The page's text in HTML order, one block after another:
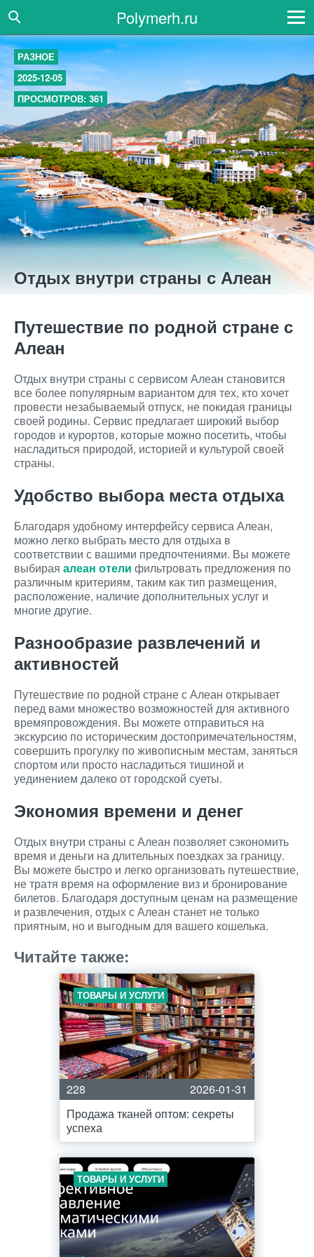
Polymerh.ru
РАЗНОЕ
2025-12-05
ПРОСМОТРОВ: 361
Отдых внутри страны с Алеан
Путешествие по родной стране с
Алеан
Отдых внутри страны с сервисом Алеан становится
все более популярным вариантом для тех, кто хочет
провести незабываемый отпуск, не покидая границы
своей родины. Сервис предлагает широкий выбор
городов и курортов, которые можно посетить, чтобы
насладиться природой, историей и культурой своей
страны.
Удобство выбора места отдыха
Благодаря удобному интерфейсу сервиса Алеан,
можно легко выбрать место для отдыха в
соответствии с вашими предпочтениями. Вы можете
выбирая алеан отели фильтровать предложения по
различным критериям, таким как тип размещения,
расположение, наличие дополнительных услуг и
многие другие.
Разнообразие развлечений и
активностей
Путешествие по родной стране с Алеан открывает
перед вами множество возможностей для активного
времяпровождения. Вы можете отправиться на
экскурсию по историческим достопримечательностям,
совершить прогулку по живописным местам, заняться
спортом или просто насладиться тишиной и
уединением далеко от городской суеты.
Экономия времени и денег
Отдых внутри страны с Алеан позволяет сэкономить
время и деньги на длительных поездках за границу.
Вы можете быстро и легко организовать путешествие,
не тратя время на оформление виз и бронирование
билетов. Благодаря доступным ценам на размещение
и развлечения, отдых с Алеан станет не только
приятным, но и выгодным для вашего кошелька.
Читайте также:
ТОВАРЫ И УСЛУГИ
228
2026-01-31
Продажа тканей оптом: секреты
успеха
ТОВАРЫ И УСЛУГИ